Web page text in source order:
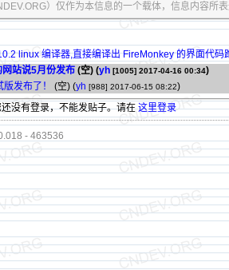
）仅作为本信息的一个载体，信息内容所
linux 编译器,直接编译出 FireMonkey 的界面代码
网站说5月份发布 (空) (yh [1005] 2017-04-16 00:34)
版发布了！
(空) (yh [988] 2017-06-15 08:22)
没有登录，不能发贴子。请在这里登录
- 463536